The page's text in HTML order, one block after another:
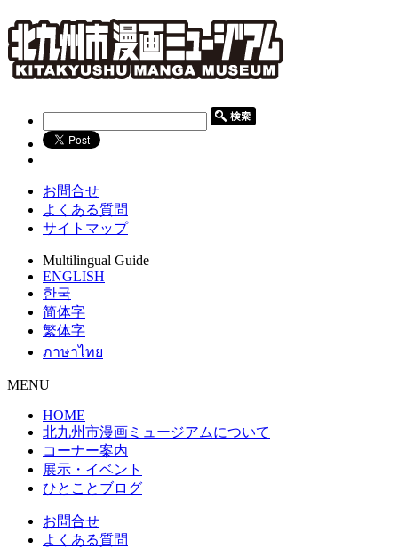
お問合せ
よくある質問
サイトマップ
Multilingual Guide
ENGLISH
한국
简体字
繁体字
ภาษาไทย
MENU
HOME
北九州市漫画ミュージアムについて
コーナー案内
展示・イベント
ひとことブログ
お問合せ
よくある質問